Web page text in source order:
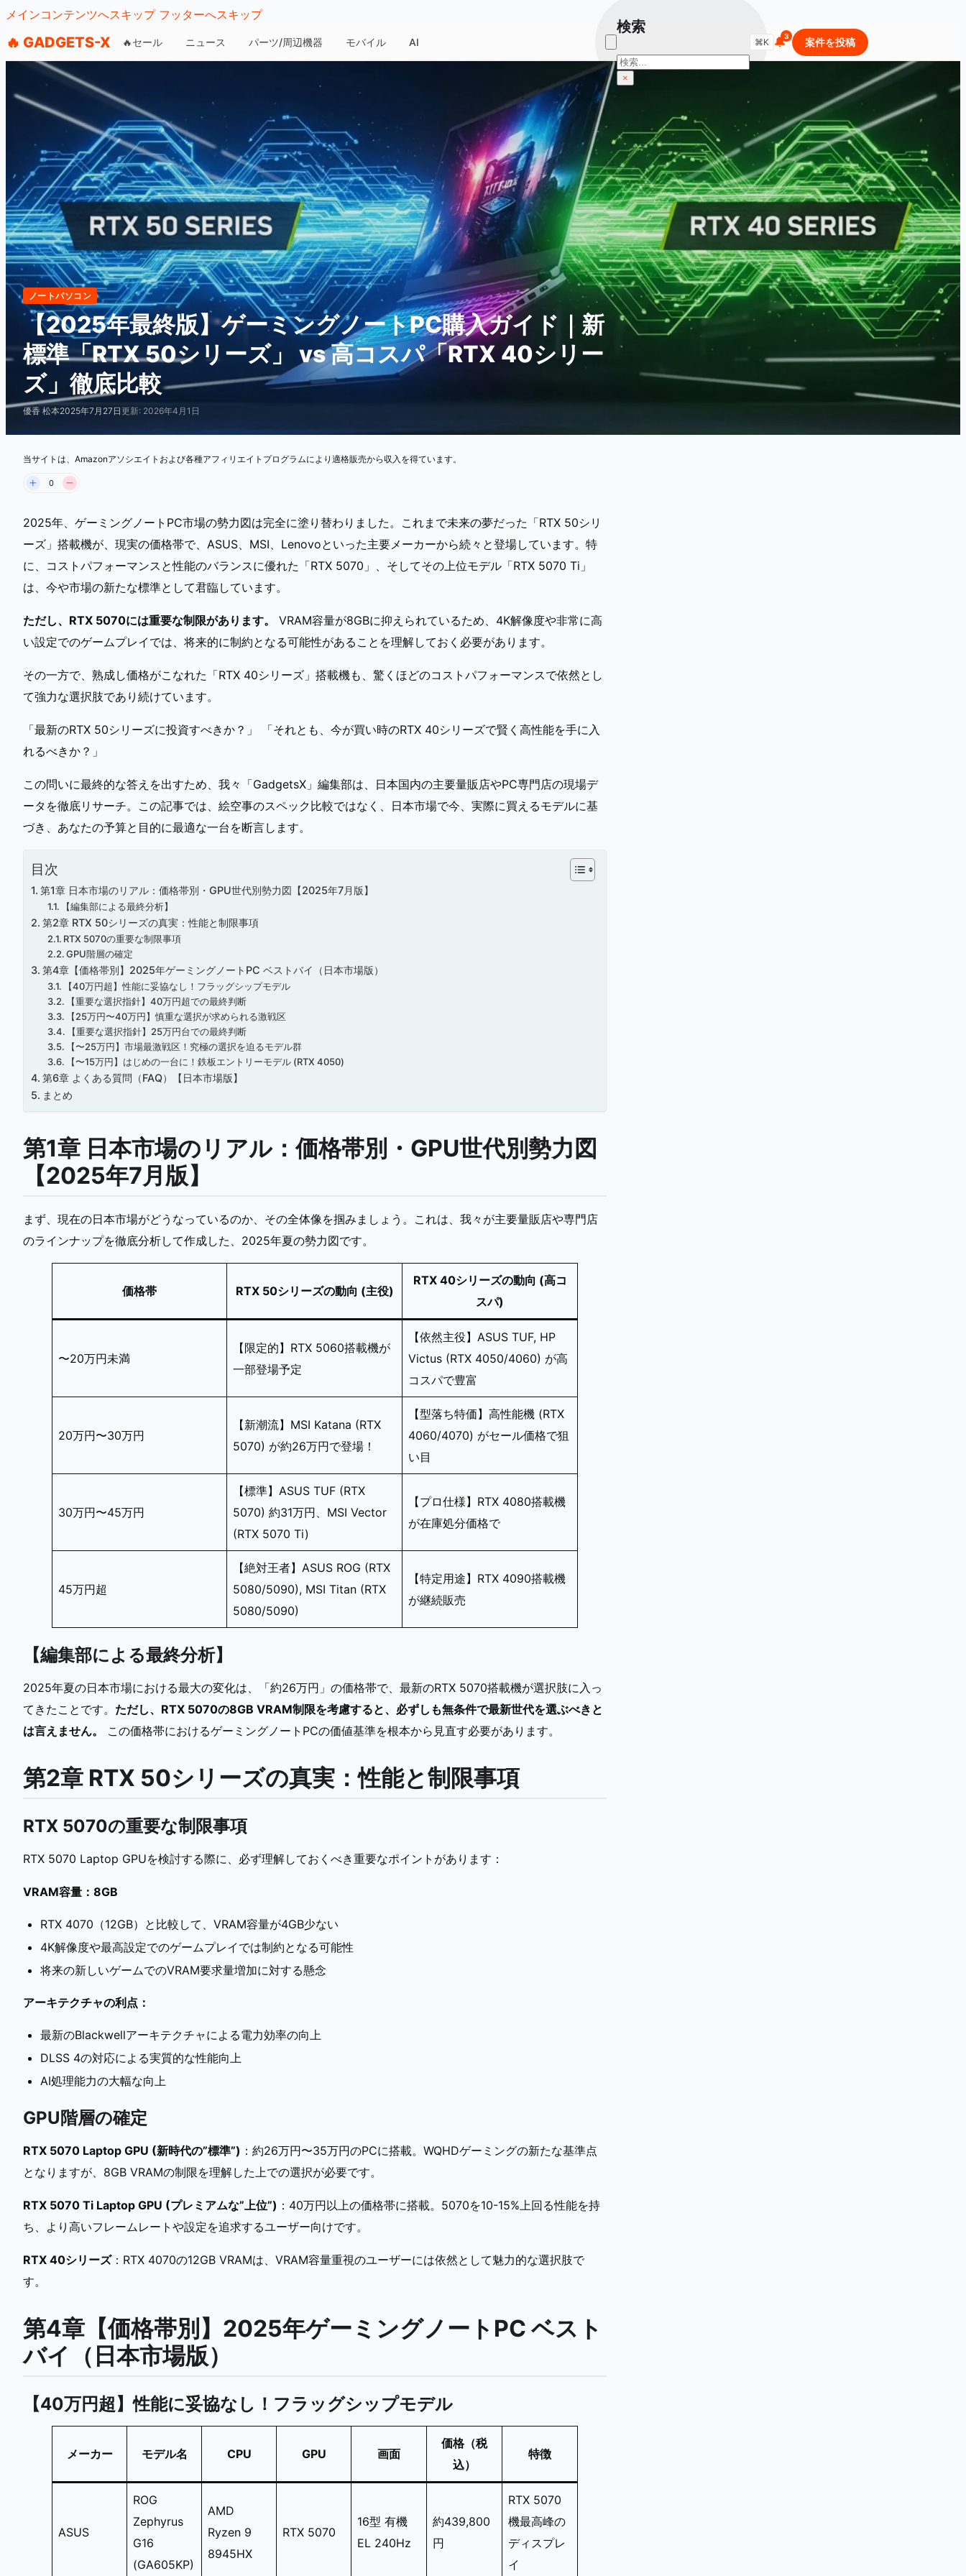
メインコンテンツへスキップ フッターへスキップ
🔥 GADGETS-X 🔥セール ニュース パーツ/周辺機器 モバイル AI
検索
検
索×
商品・セールを検索...
⌘K 🔔 案件を投稿
ノートパソコン
【2025年最終版】ゲーミングノートPC購入ガイド｜新
標準「RTX 50シリーズ」 vs 高コスパ「RTX 40シリー
ズ」徹底比較
優香 松本2025年7月27日更新: 2026年4月1日
当サイトは、Amazonアソシエイトおよび各種アフィリエイトプログラムにより適格販売から収入を得ています。
0
2025年、ゲーミングノートPC市場の勢力図は完全に塗り替わりました。これまで未来の夢だった「RTX 50シリ
ーズ」搭載機が、現実の価格帯で、ASUS、MSI、Lenovoといった主要メーカーから続々と登場しています。特
に、コストパフォーマンスと性能のバランスに優れた「RTX 5070」、そしてその上位モデル「RTX 5070 Ti」
は、今や市場の新たな標準として君臨しています。
ただし、RTX 5070には重要な制限があります。
VRAM容量が8GBに抑えられているため、4K解像度や非常に高
い設定でのゲームプレイでは、将来的に制約となる可能性があることを理解しておく必要があります。
その一方で、熟成し価格がこなれた「RTX 40シリーズ」搭載機も、驚くほどのコストパフォーマンスで依然とし
て強力な選択肢であり続けています。
「最新のRTX 50シリーズに投資すべきか？」 「それとも、今が買い時のRTX 40シリーズで賢く高性能を手に入
れるべきか？」
この問いに最終的な答えを出すため、我々「GadgetsX」編集部は、日本国内の主要量販店やPC専門店の現場デ
ータを徹底リサーチ。この記事では、絵空事のスペック比較ではなく、日本市場で今、実際に買えるモデルに基
づき、あなたの予算と目的に最適な一台を断言します。
目次
第1章 日本市場のリアル：価格帯別・GPU世代別勢力図【2025年7月版】
【編集部による最終分析】
第2章 RTX 50シリーズの真実：性能と制限事項
RTX 5070の重要な制限事項
GPU階層の確定
第4章【価格帯別】2025年ゲーミングノートPC ベストバイ（日本市場版）
【40万円超】性能に妥協なし！フラッグシップモデル
【重要な選択指針】40万円超での最終判断
【25万円〜40万円】慎重な選択が求められる激戦区
【重要な選択指針】25万円台での最終判断
【〜25万円】市場最激戦区！究極の選択を迫るモデル群
【〜15万円】はじめの一台に！鉄板エントリーモデル (RTX 4050)
第6章 よくある質問（FAQ）【日本市場版】
まとめ
第1章 日本市場のリアル：価格帯別・GPU世代別勢力図
【2025年7月版】
まず、現在の日本市場がどうなっているのか、その全体像を掴みましょう。これは、我々が主要量販店や専門店
のラインナップを徹底分析して作成した、2025年夏の勢力図です。
価格帯 RTX 50シリーズの動向 (主役)
RTX 40シリーズの動向 (高コ
スパ)
〜20万円未満
【限定的】RTX 5060搭載機が
一部登場予定
【依然主役】ASUS TUF, HP
Victus (RTX 4050/4060) が高
コスパで豊富
20万円〜30万円
【新潮流】MSI Katana (RTX
5070) が約26万円で登場！
【型落ち特価】高性能機 (RTX
4060/4070) がセール価格で狙
い目
30万円〜45万円
【標準】ASUS TUF (RTX
5070) 約31万円、MSI Vector
(RTX 5070 Ti)
【プロ仕様】RTX 4080搭載機
が在庫処分価格で
45万円超
【絶対王者】ASUS ROG (RTX
5080/5090), MSI Titan (RTX
5080/5090)
【特定用途】RTX 4090搭載機
が継続販売
【編集部による最終分析】
2025年夏の日本市場における最大の変化は、「約26万円」の価格帯で、最新のRTX 5070搭載機が選択肢に入っ
てきたことです。 ただし、RTX 5070の8GB VRAM制限を考慮すると、必ずしも無条件で最新世代を選ぶべきと
は言えません。
この価格帯におけるゲーミングノートPCの価値基準を根本から見直す必要があります。
第2章 RTX 50シリーズの真実：性能と制限事項
RTX 5070の重要な制限事項
RTX 5070 Laptop GPUを検討する際に、必ず理解しておくべき重要なポイントがあります：
VRAM容量：8GB
RTX 4070（12GB）と比較して、VRAM容量が4GB少ない
4K解像度や最高設定でのゲームプレイでは制約となる可能性
将来の新しいゲームでのVRAM要求量増加に対する懸念
アーキテクチャの利点：
最新のBlackwellアーキテクチャによる電力効率の向上
DLSS 4の対応による実質的な性能向上
AI処理能力の大幅な向上
GPU階層の確定
RTX 5070 Laptop GPU (新時代の”標準”) ：約26万円〜35万円のPCに搭載。WQHDゲーミングの新たな基準点
となりますが、8GB VRAMの制限を理解した上での選択が必要です。
RTX 5070 Ti Laptop GPU (プレミアムな”上位”) ：40万円以上の価格帯に搭載。5070を10-15%上回る性能を持
ち、より高いフレームレートや設定を追求するユーザー向けです。
RTX 40シリーズ：RTX 4070の12GB VRAMは、VRAM容量重視のユーザーには依然として魅力的な選択肢で
す。
第4章【価格帯別】2025年ゲーミングノートPC ベスト
バイ（日本市場版）
【40万円超】性能に妥協なし！フラッグシップモデル
メーカー モデル名 CPU GPU 画面
価格（税
込）
特徴
ASUS
ROG
Zephyrus
G16
(GA605KP)
AMD
Ryzen 9
8945HX
RTX 5070
16型 有機
EL 240Hz
約439,800
円
RTX 5070
機最高峰の
ディスプレ
イ